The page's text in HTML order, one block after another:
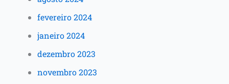
fevereiro 2024
janeiro 2024
dezembro 2023
novembro 2023